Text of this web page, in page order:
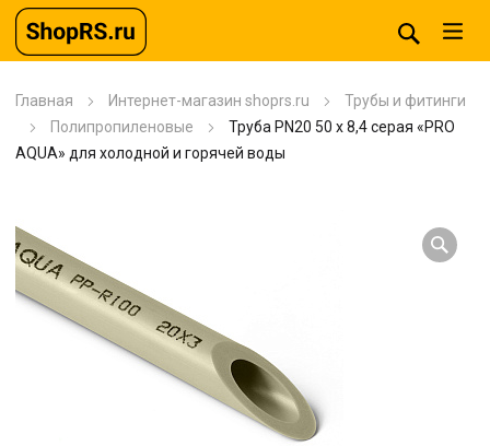
Главная Интернет-магазин shoprs.ru
Трубы и фитинги
Полипропиленовые
Труба PN20 50 x 8,4 серая «PRO
AQUA» для холодной и горячей воды